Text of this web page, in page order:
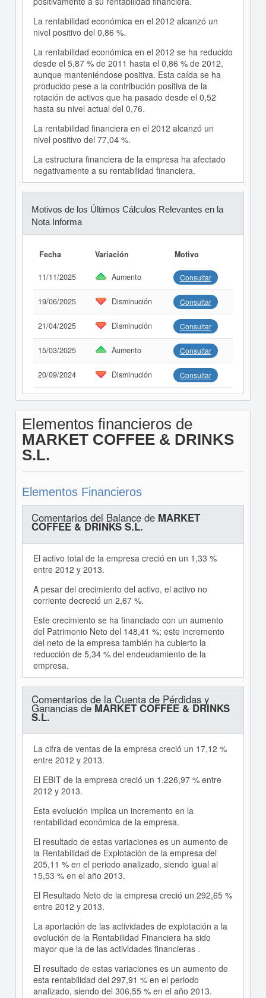
La rentabilidad económica en el 2012 alcanzó un
nivel positivo del 0,86 %.
La rentabilidad económica en el 2012 se ha reducido
desde el 5,87 % de 2011 hasta el 0,86 % de 2012,
aunque manteniéndose positiva. Esta caída se ha
producido pese a la contribución positiva de la
rotación de activos que ha pasado desde el 0,52
hasta su nivel actual del 0,76.
La rentabilidad financiera en el 2012 alcanzó un
nivel positivo del 77,04 %.
La estructura financiera de la empresa ha afectado
negativamente a su rentabilidad financiera.
Motivos de los Últimos Cálculos Relevantes en la
Nota Informa
Fecha Variación Motivo
11/11/2025 Aumento Consultar
19/06/2025 Disminución Consultar
21/04/2025 Disminución Consultar
15/03/2025 Aumento Consultar
20/09/2024 Disminución Consultar
Elementos financieros de
MARKET COFFEE & DRINKS
S.L.
Elementos Financieros
Comentarios del Balance de MARKET
COFFEE & DRINKS S.L.
El activo total de la empresa creció en un 1,33 %
entre 2012 y 2013.
A pesar del crecimiento del activo, el activo no
corriente decreció un 2,67 %.
Este crecimiento se ha financiado con un aumento
del Patrimonio Neto del 148,41 %; este incremento
del neto de la empresa también ha cubierto la
reducción de 5,34 % del endeudamiento de la
empresa.
Comentarios de la Cuenta de Pérdidas y
Ganancias deMARKET COFFEE & DRINKS
S.L.
La cifra de ventas de la empresa creció un 17,12 %
entre 2012 y 2013.
El EBIT de la empresa creció un 1.226,97 % entre
2012 y 2013.
Esta evolución implica un incremento en la
rentabilidad económica de la empresa.
El resultado de estas variaciones es un aumento de
la Rentabilidad de Explotación de la empresa del
205,11 % en el periodo analizado, siendo igual al
15,53 % en el año 2013.
El Resultado Neto de la empresa creció un 292,65 %
entre 2012 y 2013.
La aportación de las actividades de explotación a la
evolución de la Rentabilidad Financiera ha sido
mayor que la de las actividades financieras .
El resultado de estas variaciones es un aumento de
esta rentabilidad del 297,91 % en el periodo
analizado, siendo del 306,55 % en el año 2013.